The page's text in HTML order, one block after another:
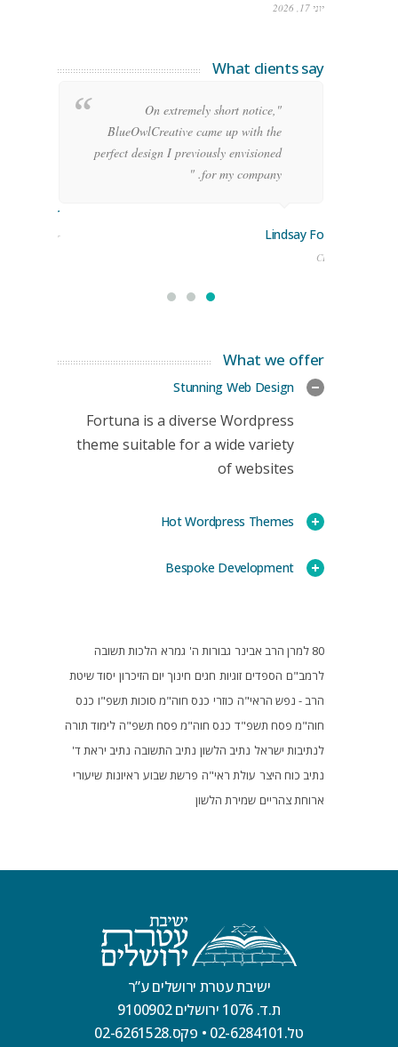
יוני 17, 2026
What clients say
"On extremely short notice,
BlueOwlCreative came up with the
perfect design I previously envisioned
for my company. "
Lindsay Ford
CEO
Stoner
Manager
What we offer
Stunning Web Design
Fortuna is a diverse Wordpress
theme suitable for a wide variety
of websites
Hot Wordpress Themes
Bespoke Development
80 למרן הרב אבינר גבורות ה' גמרא הלכות תשובה
לרמב"ם הספדים זוגיות חגים חינוך יום הזיכרון יסוד שיטת
הרב - נפש הראי"ה כוזרי כנס חוה"מ סוכות תשפ"ו כנס
חוה"מ פסח תשפ"ד כנס חוה"מ פסח תשפ"ה לימוד תורה
לנתיבות ישראל נתיב הלשון נתיב התשובה נתיב יראת ד'
נתיב כוח היצר עולת ראי"ה פרשת שבוע ראיונות שיעורי
ארוחת צהריים שמירת הלשון
ישיבת עטרת ירושלים ע”ר
ת.ד. 1076 ירושלים 9100902
טל.02-6284101
• פקס.02-6261528